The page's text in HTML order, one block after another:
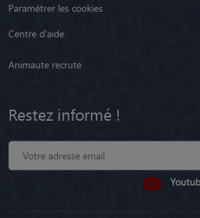
Paramétrer les cookies
Centre d'aide
Animaute recrute
Restez informé !